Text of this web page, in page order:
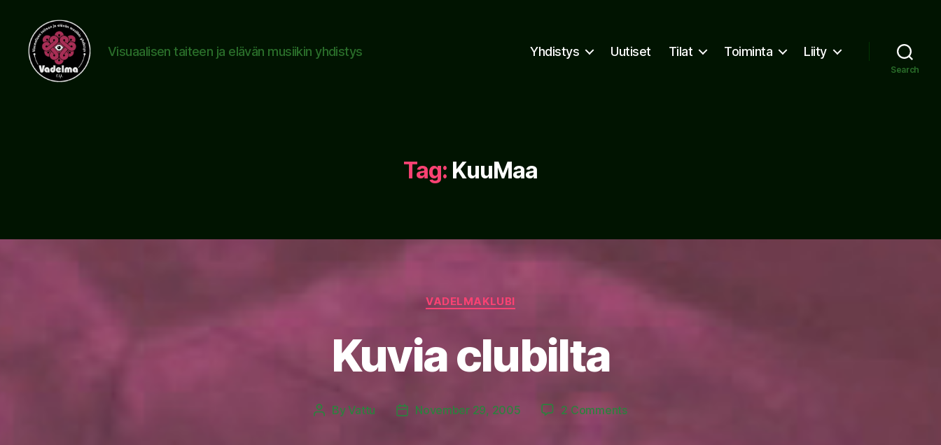
Visuaalisen taiteen ja elävän musiikin yhdistys Yhdistys Uutiset Tilat Toiminta Liity
Search
Tag: KuuMaa
Categories
VADELMAKLUBI
Kuvia clubilta
PostByVattu
PostNovember 29, 2005 2 Commentson